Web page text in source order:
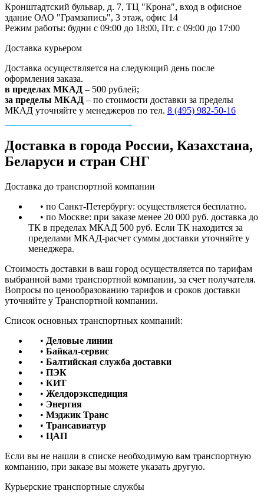
Кронштадтский бульвар, д. 7, ТЦ "Крона", вход в офисное
здание ОАО "Грамзапись", 3 этаж, офис 14
Режим работы: будни с 09:00 до 18:00, Пт. с 09:00 до 17:00
Доставка курьером
Доставка осуществляется на следующий день после
оформления заказа.
в пределах МКАД – 500 рублей;
за пределы МКАД – по стоимости доставки за пределы
МКАД уточняйте у менеджеров по тел. 8 (495) 982-50-16
Доставка в города России, Казахстана,
Беларуси и стран СНГ
Доставка до транспортной компании
• по Санкт-Петербургу: осуществляется бесплатно.
• по Москве: при заказе менее 20 000 руб. доставка до
ТК в пределах МКАД 500 руб. Если ТК находится за
пределами МКАД-расчет суммы доставки уточняйте у
менеджера.
Стоимость доставки в ваш город осуществляется по тарифам
выбранной вами транспортной компании, за счет получателя.
Вопросы по ценообразованию тарифов и сроков доставки
уточняйте у Транспортной компании.
Список основных транспортных компаний:
• Деловые линии
• Байкал-сервис
• Балтийская служба доставки
• ПЭК
• КИТ
• Желдорэкспедиция
• Энергия
• Мэджик Транс
• Трансавиатур
• ЦАП
Если вы не нашли в списке необходимую вам транспортную
компанию, при заказе вы можете указать другую.
Курьерские транспортные службы